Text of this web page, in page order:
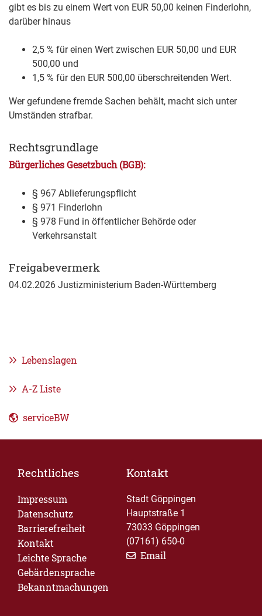
gibt es bis zu einem Wert von EUR 50,00 keinen Finderlohn,
darüber hinaus
2,5 % für einen Wert zwischen EUR 50,00 und EUR
500,00 und
1,5 % für den EUR 500,00 überschreitenden Wert.
Wer gefundene fremde Sachen behält, macht sich unter
Umständen strafbar.
Rechtsgrundlage
Bürgerliches Gesetzbuch (BGB):
§ 967 Ablieferungspflicht
§ 971 Finderlohn
§ 978 Fund in öffentlicher Behörde oder
Verkehrsanstalt
Freigabevermerk
04.02.2026 Justizministerium Baden-Württemberg
Lebenslagen
A-Z Liste
serviceBW
Rechtliches
Impressum
Datenschutz
Barrierefreiheit
Kontakt
Leichte Sprache
Gebärdensprache
Bekanntmachungen
Kontakt
Stadt Göppingen
Hauptstraße 1
73033 Göppingen
(07161) 650-0
Email